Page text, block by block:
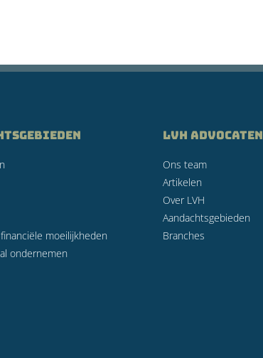
moeilijkheden
ondernemen
LVH Advocaten
Ons team
Artikelen
Over LVH
Aandachtsgebieden
Branches